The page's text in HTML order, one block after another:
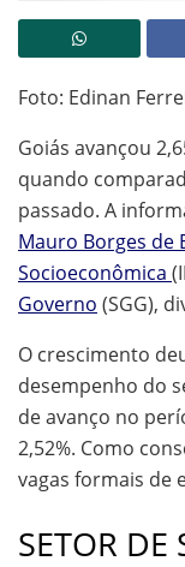
Foto: Edinan
Goiás avançou
quando
passado. A
Mauro Borges de
Socioeconômica
Governo (SGG),
O crescimento
desempenho do
de avanço no
2,52%. Como
vagas formais de
SETOR DE